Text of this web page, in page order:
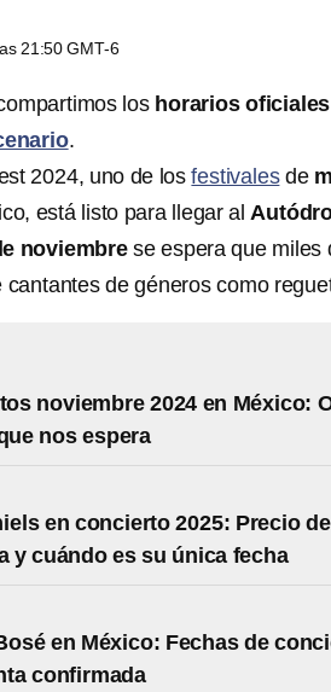
21:50 GMT-6
los horarios oficiales
.
2024, uno de losfestivalesde
está listo para llegar al
noviembrese espera que miles
cantantes de géneros como
noviembre 2024 en México:
nos espera
en concierto 2025: Precio
y cuándo es su única fecha
en México: Fechas de
confirmada